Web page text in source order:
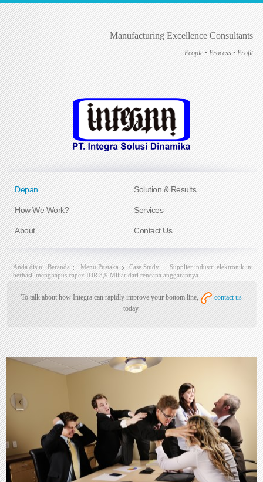
Manufacturing Excellence Consultants
People • Process • Profit
Depan Solution & Results
How We Work? Services
About Contact Us
Anda disini:Beranda Menu Pustaka Case Study
Supplier industri elektronik ini
berhasil menghapus capex IDR 3,9 Miliar dari rencana anggarannya.
To talk about how Integra can rapidly improve your bottom line,
contact us
today.